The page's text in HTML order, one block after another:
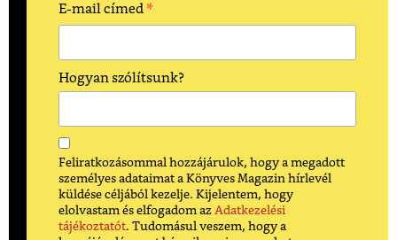
E-mail címed *
Hogyan szólítsunk?
Feliratkozásommal hozzájárulok, hogy a megadott
személyes adataimat a Könyves Magazin hírlevél
küldése céljából kezelje. Kijelentem, hogy
elolvastam és elfogadom az Adatkezelési
tájékoztatót. Tudomásul veszem, hogy a